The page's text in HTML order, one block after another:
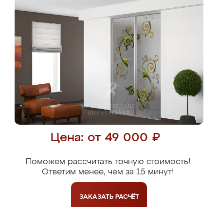
Цена: от 49 000 ₽
Поможем рассчитать точную стоимость!
Ответим менее, чем за 15 минут!
ЗАКАЗАТЬ РАСЧЁТ